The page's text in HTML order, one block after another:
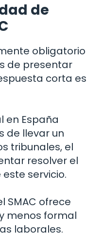
de
obligatorio
de presentar
corta es
en España
de llevar un
tribunales, el
resolver el
servicio.
SMAC ofrece
menos formal
laborales.